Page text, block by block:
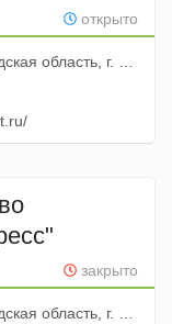
открыто
ул. Прусская, д. 15
закрыто
ул. Московская, д. 7